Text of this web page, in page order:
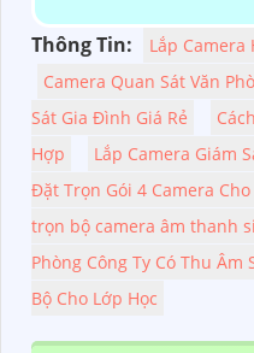
Thông Tin:
Lắp Camera
Camera Quan Sát Văn
Sát Gia Đình Giá Rẻ
Hợp
Lắp Camera Giám
Đặt Trọn Gói 4 Camera
trọn bộ camera âm thanh
Phòng Công Ty Có Thu Âm
Bộ Cho Lớp Học